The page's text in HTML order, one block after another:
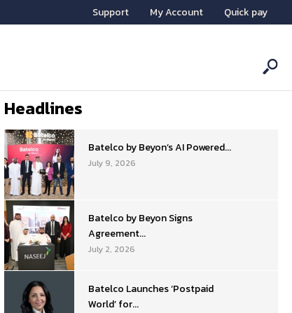
Support My Account Quick pay
Headlines
Batelco by Beyon’s AI Powered...
July 9, 2026
Batelco by Beyon Signs
Agreement...
July 2, 2026
Batelco Launches ‘Postpaid
World’ for...